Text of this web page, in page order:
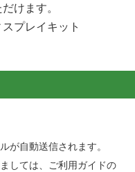
けます。
プレイキット
が自動送信されます。
しては、ご利用ガイドの